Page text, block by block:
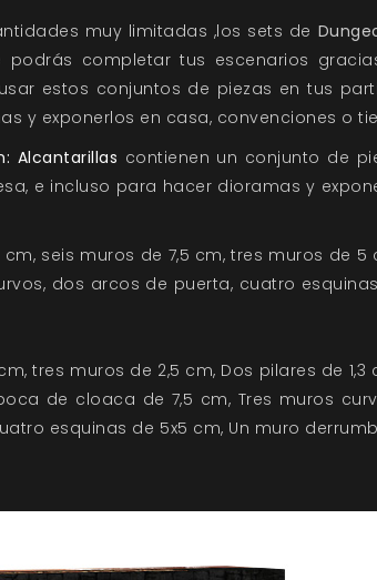
muy limitadas ,los sets de
podrás completar tus escenarios
estos conjuntos de piezas en tus
y exponerlos en casa, convenciones o
Alcantarillas contienen un conjunto de
e incluso para hacer dioramas y
seis muros de 7,5 cm, tres muros de 5
dos arcos de puerta, cuatro
tres muros de 2,5 cm, Dos pilares de 1,3
de cloaca de 7,5 cm, Tres muros
esquinas de 5x5 cm, Un muro